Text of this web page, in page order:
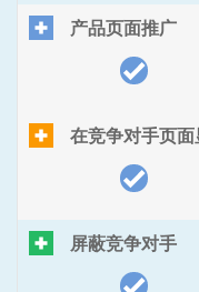
产品页面推广
在竞争对手页
屏蔽竞争对手